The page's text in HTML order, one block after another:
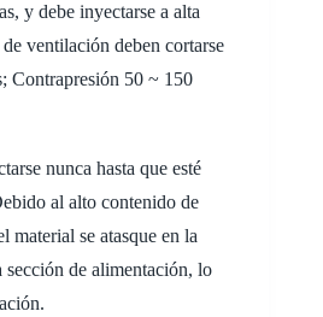
y debe inyectarse a alta
ventilación deben cortarse
Contrapresión 50 ~ 150
nunca hasta que esté
al alto contenido de
material se atasque en la
de alimentación, lo